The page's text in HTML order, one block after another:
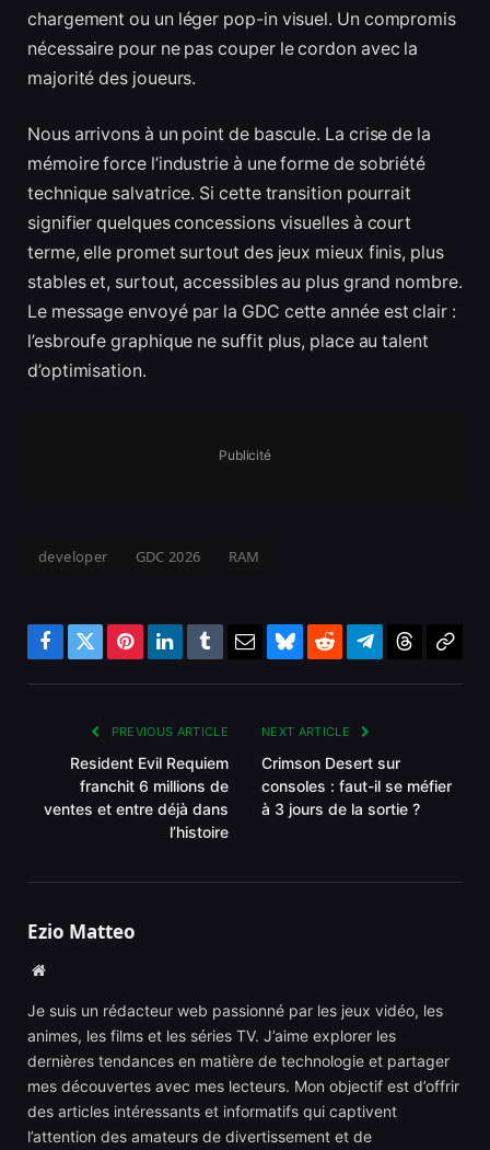
chargement ou un léger pop-in visuel. Un compromis
nécessaire pour ne pas couper le cordon avec la
majorité des joueurs.
Nous arrivons à un point de bascule. La crise de la
mémoire force l’industrie à une forme de sobriété
technique salvatrice. Si cette transition pourrait
signifier quelques concessions visuelles à court
terme, elle promet surtout des jeux mieux finis, plus
stables et, surtout, accessibles au plus grand nombre.
Le message envoyé par la GDC cette année est clair :
l’esbroufe graphique ne suffit plus, place au talent
d’optimisation.
Publicité
developer GDC 2026 RAM
Facebook
TwitterPinterestLinkedInTumblrEmailBlueskyRedditTelegramThreadsCopy
PREVIOUS ARTICLE
Resident Evil Requiem
franchit 6 millions de
ventes et entre déjà dans
l’histoire
NEXT ARTICLE
Crimson Desert sur
consoles : faut-il se méfier
à 3 jours de la sortie ?
Ezio Matteo
Website
Je suis un rédacteur web passionné par les jeux vidéo, les
animes, les films et les séries TV. J’aime explorer les
dernières tendances en matière de technologie et partager
mes découvertes avec mes lecteurs. Mon objectif est d’offrir
des articles intéressants et informatifs qui captivent
l’attention des amateurs de divertissement et de